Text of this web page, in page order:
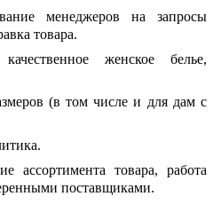
менеджеров на запросы
товара.
женское белье,
(в том числе и для дам с
ассортимента товара, работа
поставщиками.